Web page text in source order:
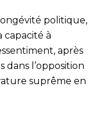
politique,
capacité à
après
dans l’opposition
suprême en